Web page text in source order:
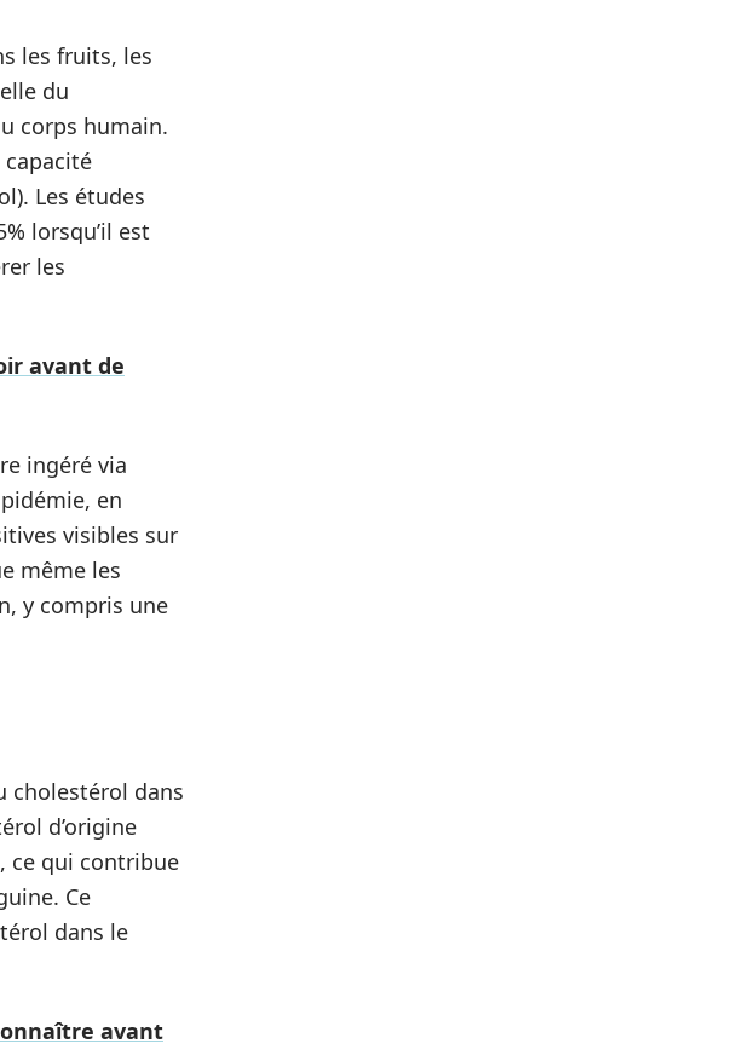
les fruits, les
du
corps humain.
Les études
lorsqu’il est
les
avant de
ingéré via
en
visibles sur
même les
y compris une
cholestérol dans
d’origine
ce qui contribue
Ce
dans le
avant